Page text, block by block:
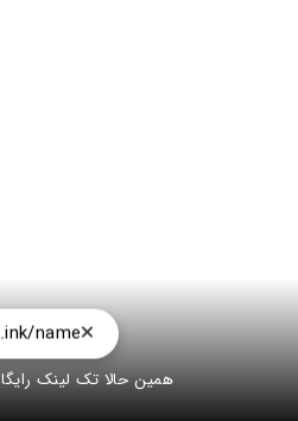
name
همین حالا تک لینک